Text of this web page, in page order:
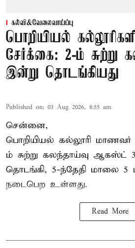
கல்வி&வேலைவாய்ப்பு
பொறியியல்
சேர்க்கை: 2-ம் சுற்று
இன்று தொடங்கியது
Published on: 03 Aug 2026, 8:55 am
சென்னை,
பொறியியல் கல்லூரி
ம் சுற்று கலந்தாய்வு ஆகஸ்ட்
தொடங்கி, 5-ந்தேதி மாலை
நடைபெற உள்ளது.
Read More